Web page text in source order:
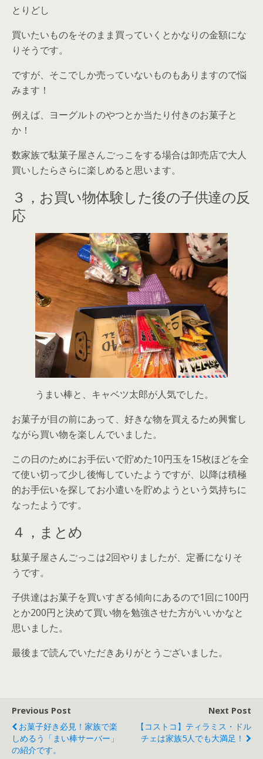
とりどし
買いたいものをそのまま買っていくとかなりの金額にな
りそうです。
ですが、そこでしか売っていないものもありますので悩
みます！
例えば、ヨーグルトのやつとか当たり付きのお菓子と
か！
数家族で駄菓子屋さんごっこをする場合は卸売店で大人
買いしたらさらに楽しめると思います。
３，お買い物体験した後の子供達の反
応
うまい棒と、キャベツ太郎が人気でした。
お菓子が目の前にあって、好きな物を買えるため興奮し
ながら買い物を楽しんでいました。
この日のためにお手伝いで貯めた10円玉を15枚ほどを全
て使い切って少し後悔していたようですが、以降は積極
的お手伝いを探してお小遣いを貯めようという気持ちに
なったようです。
４，まとめ
駄菓子屋さんごっこは2回やりましたが、定番になりそ
うです。
子供達はお菓子を買いすぎる傾向にあるので1回に100円
とか200円と決めて買い物を勉強させた方がいいかなと
思いました。
最後まで読んでいただきありがとうございました。
Previous Post
お菓子好き必見！家族で楽
しめるう「まい棒サーバー」
の紹介です。
Next Post
【コストコ】ティラミス・ドル
チェは家族5人でも大満足！